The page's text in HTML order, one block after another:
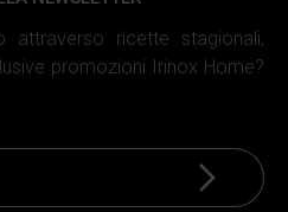
attraverso ricette stagionali,
promozioni Irinox Home?
Iscriviti